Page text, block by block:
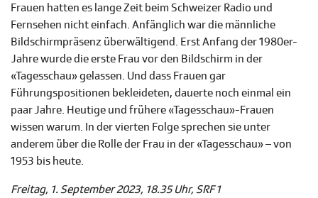
Frauen hatten es lange Zeit beim Schweizer Radio und
Fernsehen nicht einfach. Anfänglich war die männliche
Bildschirmpräsenz überwältigend. Erst Anfang der 1980er-
Jahre wurde die erste Frau vor den Bildschirm in der
«Tagesschau» gelassen. Und dass Frauen gar
Führungspositionen bekleideten, dauerte noch einmal ein
paar Jahre. Heutige und frühere «Tagesschau»-Frauen
wissen warum. In der vierten Folge sprechen sie unter
anderem über die Rolle der Frau in der «Tagesschau» – von
1953 bis heute.
Freitag, 1. September 2023, 18.35 Uhr, SRF 1